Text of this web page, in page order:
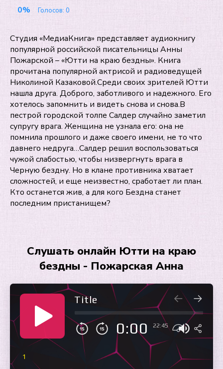
0% Голосов: 0
Студия «МедиаКнига» представляет аудиокнигу
популярной российской писательницы Анны
Пожарской – «Ютти на краю бездны». Книга
прочитана популярной актрисой и радиоведущей
Николиной Казаковой.Среди своих зрителей Ютти
нашла друга. Доброго, заботливого и надежного. Его
хотелось запомнить и видеть снова и снова.В
пестрой городской толпе Салдер случайно заметил
супругу врага. Женщина не узнала его: она не
помнила прошлого и даже своего имени, не то что
давнего недруга…Салдер решил воспользоваться
чужой слабостью, чтобы низвергнуть врага в
Черную бездну. Но в клане противника хватает
сложностей, и еще неизвестно, сработает ли план.
Кто останется жив, а для кого Бездна станет
последним пристанищем?
Слушать онлайн Ютти на краю
бездны - Пожарская Анна
Title
0:00 22:45
1